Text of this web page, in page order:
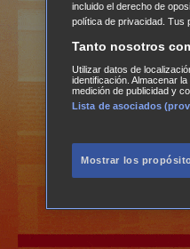
incluido el derecho de
política de privacidad. Tus
Tanto nosotros
Utilizar datos de
identificación. Almacenar
medición de publicidad y
Lista de asociados
Mostrar los